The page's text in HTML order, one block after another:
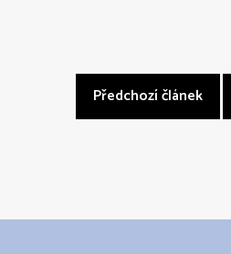
Předchozí článek